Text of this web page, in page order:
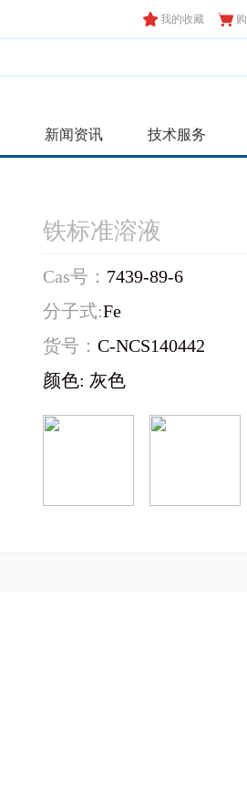
我的收藏
新闻资讯 技术服务
铁标准溶液
Cas号： 7439-89-6
分子式:Fe
货号： C-NCS140442
颜色: 灰色